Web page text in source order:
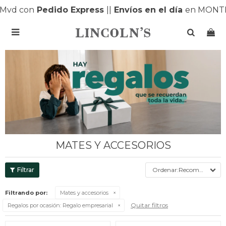
conPedido Express||Envíos en el díaen

MATES Y ACCESORIOS
Recomendados
Filtrando por:
Mates y accesorios
Regalos por ocasión: Regalo empresarial Quitar filtros